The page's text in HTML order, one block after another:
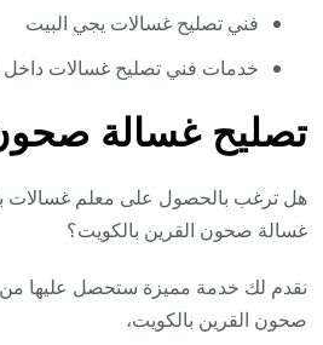
فني تصليح غسالات يجي البيت
خدمات فني تصليح غسالات داخل
تصليح غسالة
هل ترغب بالحصول على معلم غسالات
غسالة صحون القرين بالكويت؟
نقدم لك خدمة مميزة ستحصل عليها
صحون القرين بالكويت،